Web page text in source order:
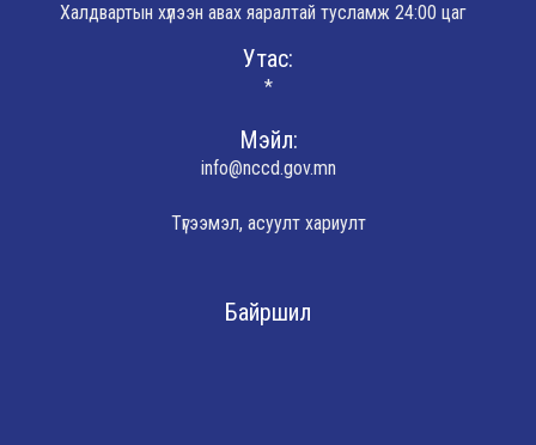
Халдвартын хүлээн авах яаралтай тусламж 24:00 цаг
Утас:
*
Мэйл:
info@nccd.gov.mn
Түгээмэл, асуулт хариулт
Байршил